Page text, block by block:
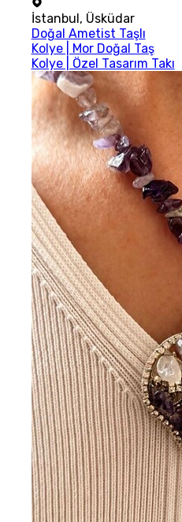
İstanbul , Üsküdar
Doğal Ametist Taşlı
Kolye | Mor Doğal Taş
Kolye | Özel Tasarım Takı